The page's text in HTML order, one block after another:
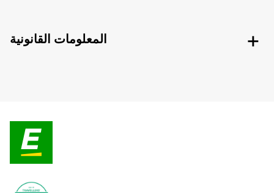
المعلومات القانونية